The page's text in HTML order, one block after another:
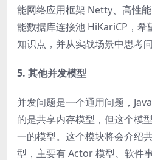
能网络应用框架 Netty、高性
能数据库连接池 HiKariCP，希
知识点，并从实战场景中思考
5. 其他并发模型
并发问题是一个通用问题，
的是共享内存模型，但这个模
一的模型。这个模块将会介绍
型，主要有 Actor 模型、软件